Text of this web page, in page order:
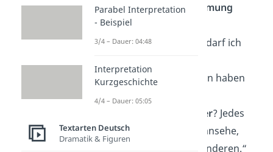
für dieKlima-Erwärmung
sein.“
„Ich bin vom ADAC, darf ich
„SchöneBeine
, wann haben
die offen?“
Zauberer? Jedes
Mal, wenn ich dich ansehe,
verschwinden alle anderen.“
Parabel Interpretation
- Beispiel
3/4 – Dauer: 04:48
Interpretation
Kurzgeschichte
4/4 – Dauer: 05:05
Textarten Deutsch
Dramatik & Figuren